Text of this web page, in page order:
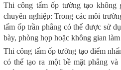
Thi công tấm ốp tường tạo không
chuyên nghiệp: Trong các môi
tấm ốp trần phẳng có thể được sử
bày, phòng họp hoặc không gian
Thi công tấm ốp tường tạo điểm
có thể tạo ra một bề mặt phẳng